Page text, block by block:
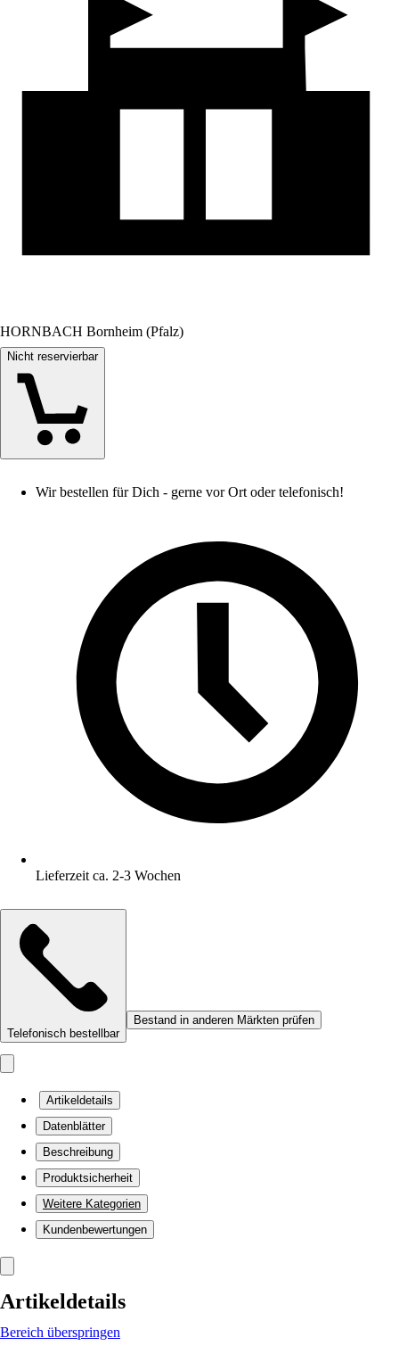
HORNBACH Bornheim (Pfalz)
Nicht reservierbar
Wir bestellen für Dich - gerne vor Ort oder telefonisch!
Lieferzeit ca. 2-3 Wochen
Telefonisch bestellbar
Bestand in anderen Märkten prüfen
Artikeldetails
Datenblätter
Beschreibung
Produktsicherheit
Weitere Kategorien
Kundenbewertungen
Artikeldetails
Bereich überspringen